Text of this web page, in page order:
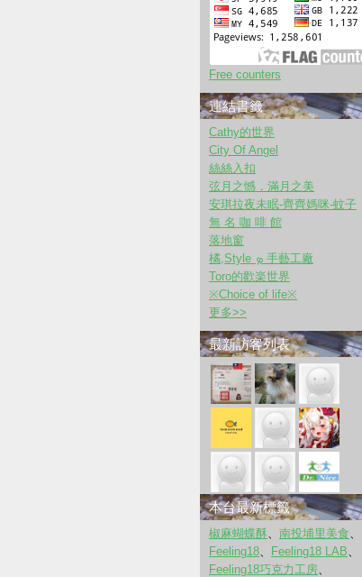
Free counters
連結書籤
Cathy的世界
City Of Angel
絲絲入扣
弦月之憾，滿月之美
安琪拉夜未眠-齊齊媽咪-蚊子
無 名 咖 啡 館
落地窗
橘,Style ܤ 手藝工廠
Toro的歡楽世界
※Choice of life※
更多>>
最新訪客列表
本台最新標籤
椒麻蝴蝶酥、 南投埔里美食、
Feeling18、 Feeling18 LAB、
Feeling18巧克力工房、